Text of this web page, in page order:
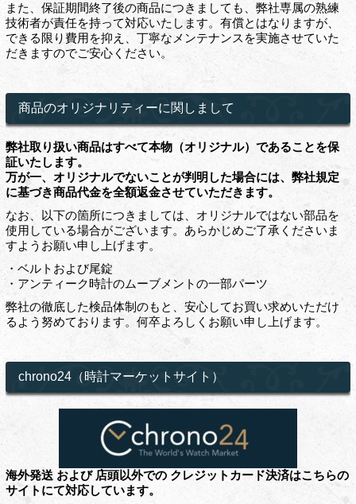
また、保証期間終了後の商品につきましても、弊社専属の熟練
技術者が責任を持って対応いたします。有償とはなりますが、
できる限り費用を抑え、丁寧なメンテナンスを実施させていた
だきますのでご安心ください。
商品のオリジナリティーに関しまして
弊社取り扱い商品はすべて本物（オリジナル）であることを保
証いたします。
万が一、オリジナルでないことが判明した場合には、弊社規定
に基づき商品代金を全額返金させていただきます。
なお、以下の箇所につきましては、オリジナルではない部品を
使用している場合がございます。あらかじめご了承くださいま
すようお願い申し上げます。
・ベルトおよび尾錠
・アンティーク時計のムーブメントの一部パーツ
弊社の徹底した検品体制のもと、安心してお買い求めいただけ
るよう努めております。何卒よろしくお願い申し上げます。
chrono24（時計マーケットサイト）
海外発送 および 店頭以外での クレジットカード決済はこちらの
サイトにて対応しています。